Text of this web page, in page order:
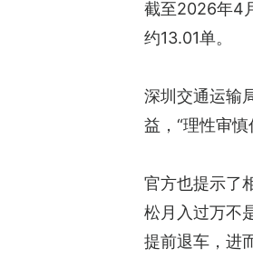
截至2026年4
约13.01单。
深圳交通运输
益，“理性审慎
官方也提示了
松月入过万不
提前退车，进